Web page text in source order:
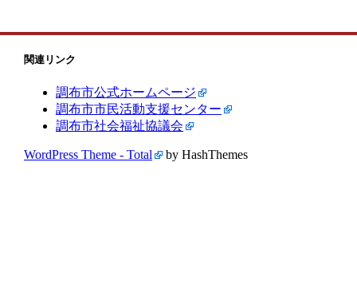
関連リンク
調布市公式ホームページ
調布市市民活動支援センター
調布市社会福祉協議会
WordPress Theme - Total by HashThemes